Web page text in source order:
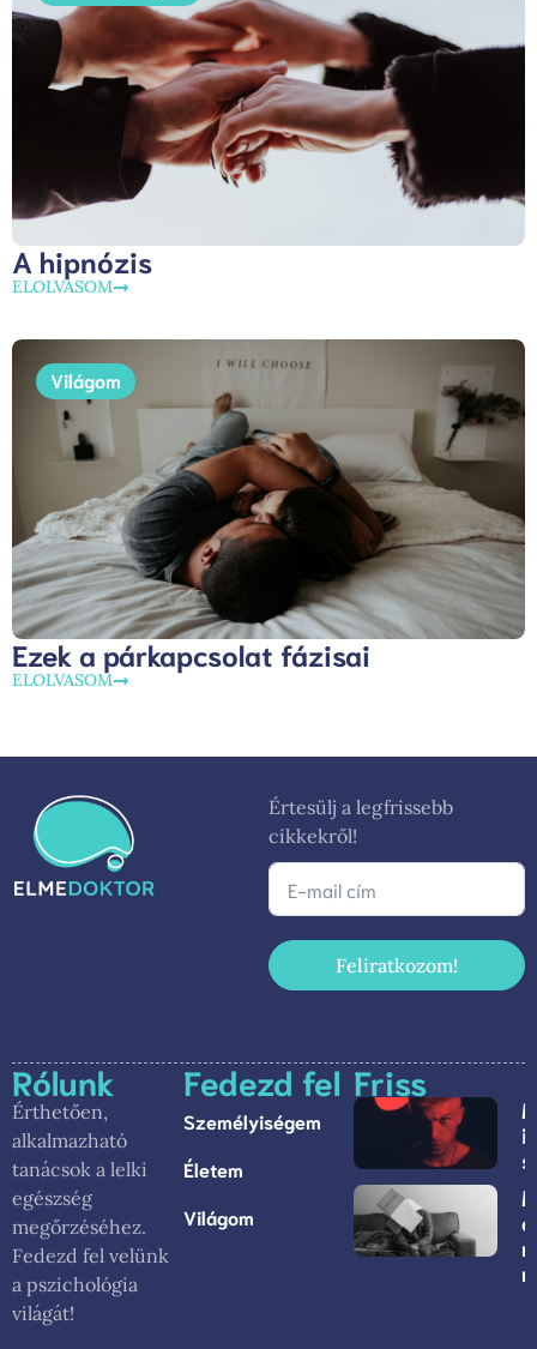
A hipnózis
ELOLVASOM
Világom
Ezek a párkapcsolat fázisai
ELOLVASOM
Értesülj a legfrissebb
cikkekről!
Feliratkozom!
Rólunk
Érthetően,
alkalmazható
tanácsok a lelki
egészség
megőrzéséhez.
Fedezd fel velünk
a pszichológia
világát!
Fedezd fel
Személyiségem
Életem
Világom
Friss